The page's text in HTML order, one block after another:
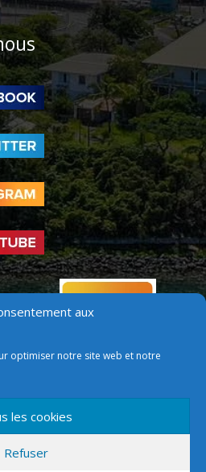
aux
optimiser notre site web et notre
les cookies
Refuser